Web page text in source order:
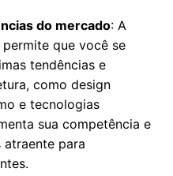
do mercado: A
que você se
tendências e
como design
e tecnologias
sua competência e
para